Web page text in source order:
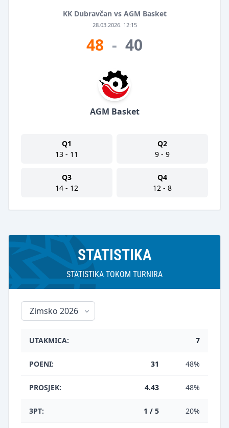
KK Dubravčan vs AGM Basket
28.03.2026. 12:15
48 - 40
AGM Basket
Q1
13 - 11
Q2
9 - 9
Q3
14 - 12
Q4
12 - 8
STATISTIKA
STATISTIKA TOKOM TURNIRA
UTAKMICA: 7
POENI: 31 48%
PROSJEK: 4.43 48%
3PT: 1 / 5 20%